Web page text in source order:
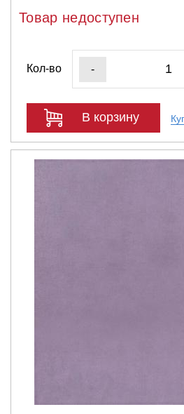
Товар недоступен
Кол-во -
В корзину